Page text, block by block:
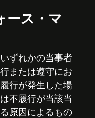
ース・マ
ずれかの当事者
または遵守にお
行が発生した場
不履行が当該当
原因によるもの